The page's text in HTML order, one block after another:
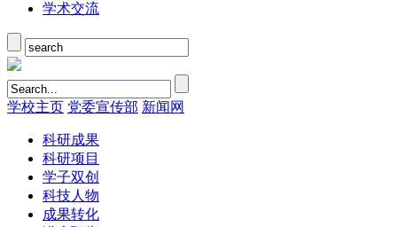
学术交流
学校主页 党委宣传部 新闻网
科研成果
科研项目
学子双创
科技人物
成果转化